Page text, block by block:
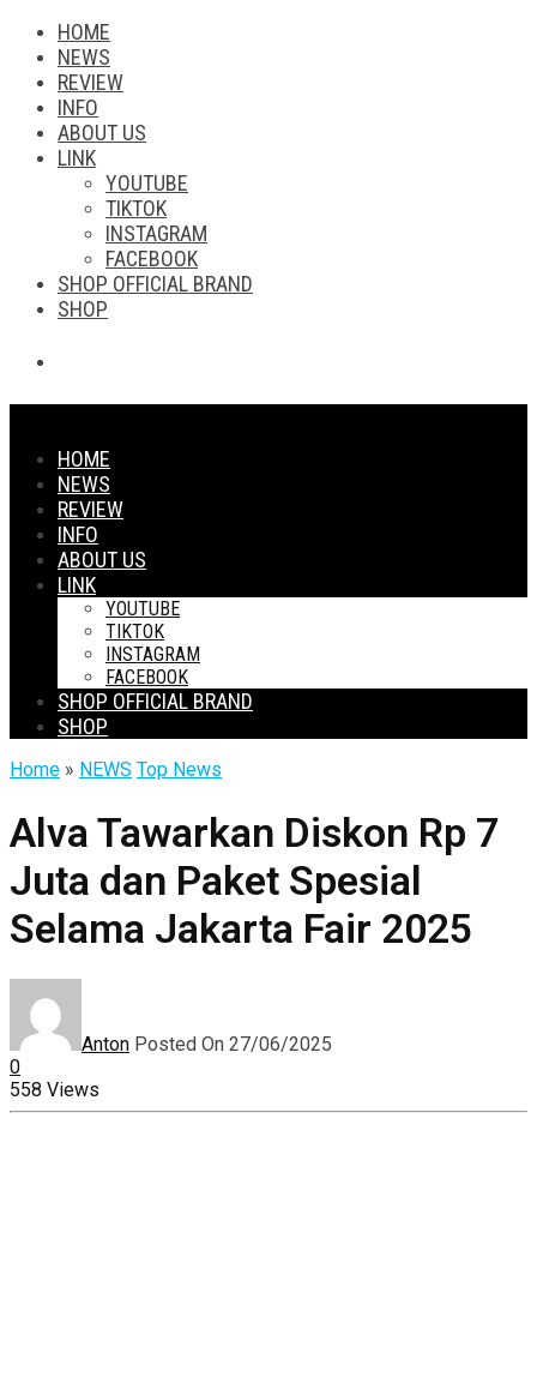
HOME
NEWS
REVIEW
INFO
ABOUT US
LINK
YOUTUBE
TIKTOK
INSTAGRAM
FACEBOOK
SHOP OFFICIAL BRAND
SHOP
HOME
NEWS
REVIEW
INFO
ABOUT US
LINK
YOUTUBE
TIKTOK
INSTAGRAM
FACEBOOK
SHOP OFFICIAL BRAND
SHOP
Home » NEWS Top News
Alva Tawarkan Diskon Rp 7
Juta dan Paket Spesial
Selama Jakarta Fair 2025
Anton Posted On 27/06/2025
0
558 Views